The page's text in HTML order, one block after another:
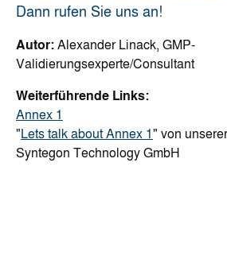
Dann rufen Sie uns an!
Autor: Alexander Linack, GMP-
Validierungsexperte/Consultant
Weiterführende Links:
Annex 1
"Lets talk about Annex 1" von
Syntegon Technology GmbH